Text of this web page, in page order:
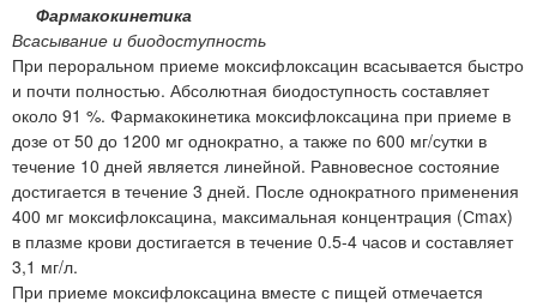
Фармакокинетика
Всасывание и биодоступность
При пероральном приеме моксифлоксацин всасывается быстро
и почти полностью. Абсолютная биодоступность составляет
около 91 %. Фармакокинетика моксифлоксацина при приеме в
дозе от 50 до 1200 мг однократно, а также по 600 мг/сутки в
течение 10 дней является линейной. Равновесное состояние
достигается в течение 3 дней. После однократного применения
400 мг моксифлоксацина, максимальная концентрация (Сmax)
в плазме крови достигается в течение 0.5-4 часов и составляет
3,1 мг/л.
При приеме моксифлоксацина вместе с пищей отмечается